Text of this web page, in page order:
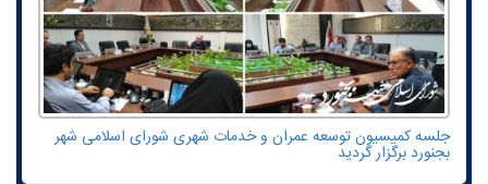
جلسه کمیسیون توسعه عمران و خدمات شهری شورای اسلامی شهر
بجنورد برگزار گردید